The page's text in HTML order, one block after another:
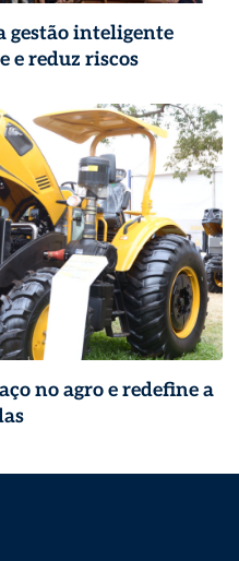
gestão inteligente
reduz riscos
no agro e redefine a